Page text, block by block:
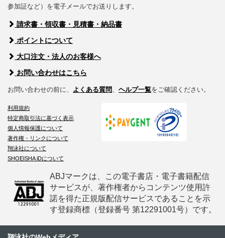
参加証など）を電子メールでお送りします。
請求書・領収書・見積書・納品書
ポイントについて
大口注文・法人のお客様へ
お問い合わせはこちら
お問い合わせの前に、 よくある質問、 ヘルプ一覧をご確認ください。
利用規約
特定商取引法に基づく表示
個人情報保護について
著作権・リンクについて
翔泳社について
SHOEISHA iDについて
ABJマークは、この電子書店・電子書籍配信
サービスが、著作権者からコンテンツ使用許
諾を得た正規版配信サービスであることを示
す登録商標（登録番号 第12291001号）です。